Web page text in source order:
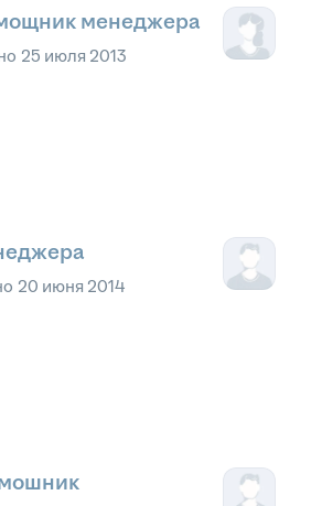
менеджера
25 июля 2013
20 июня 2014